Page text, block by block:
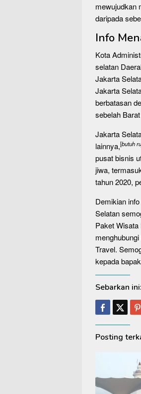
mewujudkan
daripada
Info
Kota
selatan
Jakarta
Jakarta
berbatasan
sebelah
Jakarta
lainnya,[butuh
pusat bisnis
jiwa,
tahun 2020,
Demikian
Selatan
Paket Wisata
Travel.
kepada
Sebarkan ini:
Posting